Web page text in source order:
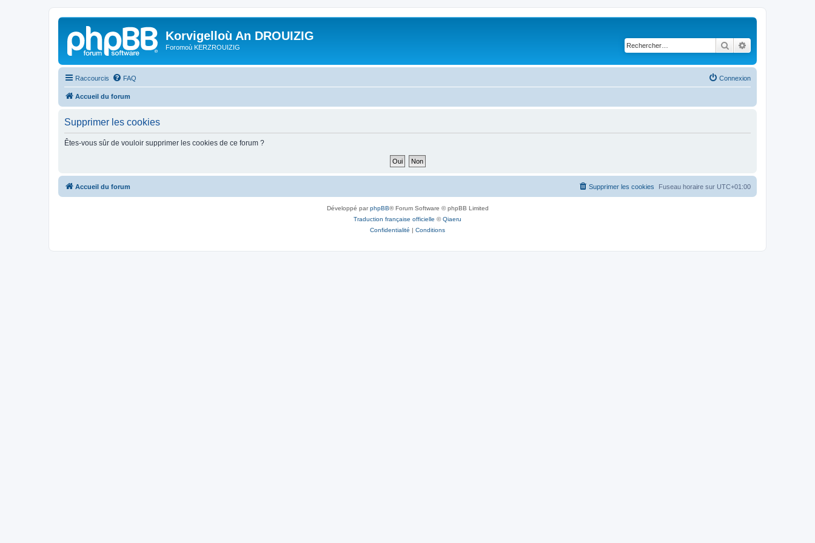
Korvigelloù An DROUIZIG
Foromoù KERZROUIZIG Rechercher
Raccourcis FAQ Connexion
Accueil du forum
Supprimer les cookies
Êtes-vous sûr de vouloir supprimer les cookies de ce forum ?
Accueil du forum Fuseau horaire sur UTC+01:00
Supprimer les cookies
Développé parphpBB® Forum Software © phpBB Limited
Traduction française officielle ©Qiaeru
Confidentialité | Conditions